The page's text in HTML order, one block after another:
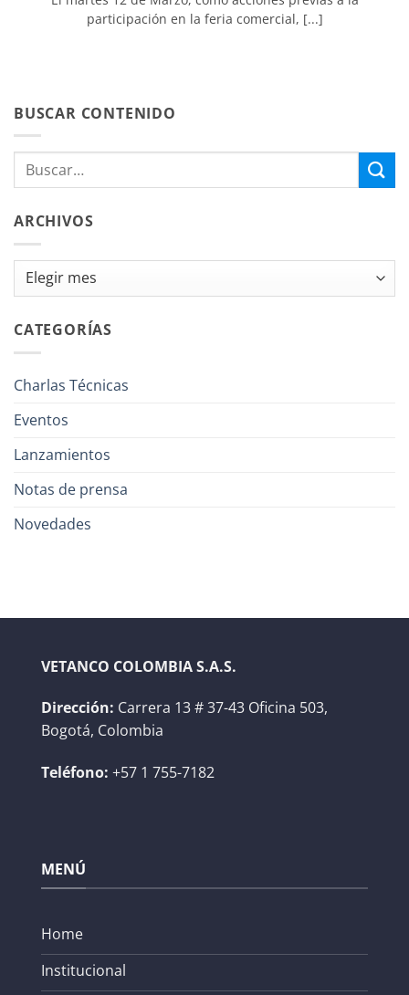
participación en la feria comercial, [...]
BUSCAR CONTENIDO
ARCHIVOS
Archivos
CATEGORÍAS
Charlas Técnicas
Eventos
Lanzamientos
Notas de prensa
Novedades
VETANCO COLOMBIA S.A.S.
Dirección: Carrera 13 # 37-43 Oficina 503,
Bogotá, Colombia
Teléfono: +57 1 755-7182
MENÚ
Home
Institucional